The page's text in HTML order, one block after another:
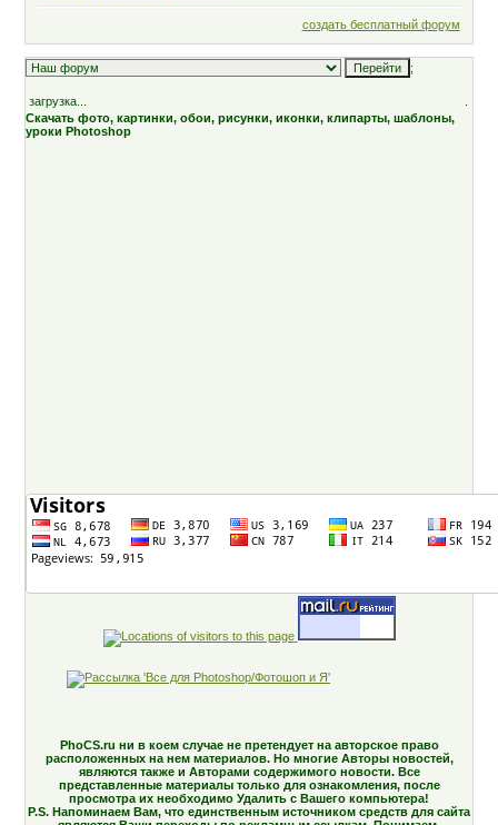
создать бесплатный форум
;
загрузка...
Скачать фото, картинки, обои, рисунки, иконки, клипарты, шаблоны,
уроки Photoshop
PhoCS.ru ни в коем случае не претендует на авторское право
расположенных на нем материалов. Но многие Авторы новостей,
являются также и Авторами содержимого новости. Все
представленные материалы только для ознакомления, после
просмотра их необходимо Удалить с Вашего компьютера!
P.S. Напоминаем Вам, что единственным источником средств для сайта